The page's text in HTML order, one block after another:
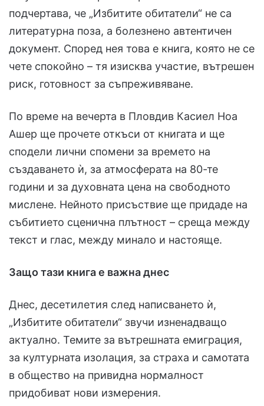
подчертава, че „Избитите обитатели“ не са
литературна поза, а болезнено автентичен
документ. Според нея това е книга, която не се
чете спокойно – тя изисква участие, вътрешен
риск, готовност за съпреживяване.
По време на вечерта в Пловдив Касиел Ноа
Ашер ще прочете откъси от книгата и ще
сподели лични спомени за времето на
създаването ѝ, за атмосферата на 80-те
години и за духовната цена на свободното
мислене. Нейното присъствие ще придаде на
събитието сценична плътност – среща между
текст и глас, между минало и настояще.
Защо тази книга е важна днес
Днес, десетилетия след написването ѝ,
„Избитите обитатели“ звучи изненадващо
актуално. Темите за вътрешната емиграция,
за културната изолация, за страха и самотата
в общество на привидна нормалност
придобиват нови измерения.